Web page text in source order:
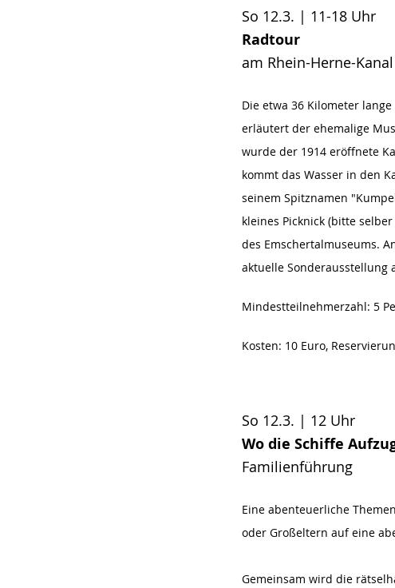
So 12.3. | 11-18 Uhr
Radtour
am Rhein-Herne-
Die etwa 36 Kilometer
erläutert der ehemalige
wurde der 1914 eröffnete
kommt das Wasser in den
seinem Spitznamen
kleines Picknick (bitte
des Emschertalmuseums.
aktuelle Sonderausstellung
Mindestteilnehmerzahl: 5
Kosten: 10 Euro,
So 12.3. | 12 Uhr
Wo die Schiffe
Familienführung
Eine abenteuerliche
oder Großeltern auf eine
Gemeinsam wird die